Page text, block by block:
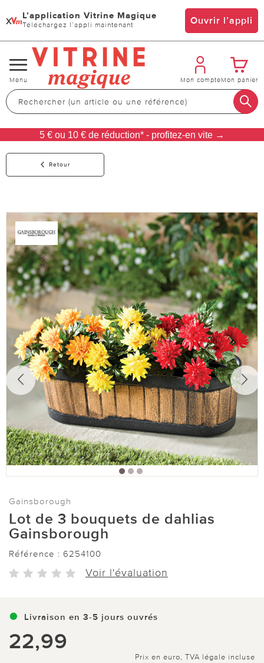
x L’application Vitrine Magique
Téléchargez l’appli maintenant Ouvrir l’appli
Changer
de
navigation
Menu Mon compteMon panier
5 € ou 10 € de réduction* - profitez-en vite →
Retour
Gainsborough
Lot de 3 bouquets de dahlias
Gainsborough
Référence : 6254100
Voir l'évaluation
Livraison en 3-5 jours ouvrés
22,99
Prix en euro, TVA légale incluse